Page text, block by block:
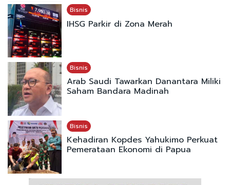
Bisnis
IHSG Parkir di Zona Merah
Bisnis
Arab Saudi Tawarkan Danantara Miliki
Saham Bandara Madinah
Bisnis
Kehadiran Kopdes Yahukimo Perkuat
Pemerataan Ekonomi di Papua